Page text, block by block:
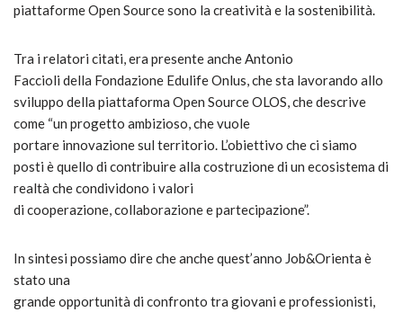
piattaforme Open Source sono la creatività e la sostenibilità.
Tra i relatori citati, era presente anche Antonio
Faccioli della Fondazione Edulife Onlus, che sta lavorando allo
sviluppo della piattaforma Open Source OLOS, che descrive
come “un progetto ambizioso, che vuole
portare innovazione sul territorio. L’obiettivo che ci siamo
posti è quello di contribuire alla costruzione di un ecosistema di
realtà che condividono i valori
di cooperazione, collaborazione e partecipazione”.
In sintesi possiamo dire che anche quest’anno Job&Orienta è
stato una
grande opportunità di confronto tra giovani e professionisti,